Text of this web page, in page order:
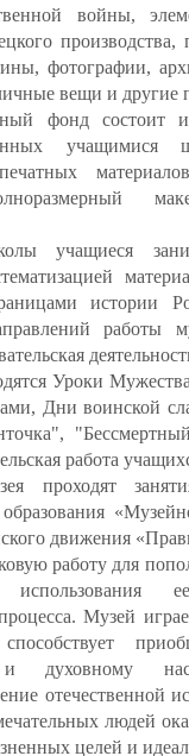
войны,
производства,
фотографии,
вещи и другие
фонд состоит
учащимися
учащиеся
истории
работы
Уроки
Дни воинской
работа
проходят
образования
движения
работу для
Музей
и духовному
отечественной
людей
целей и